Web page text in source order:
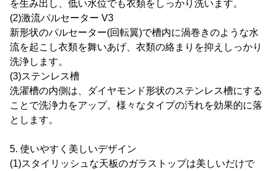
を生み出し、低い水位でも衣類をしっかり洗います。
(2)激流パルセーター V3
新形状のパルセーター(回転翼)で槽内に渦巻きのような水
流を起こし衣類を舞いあげ、衣類の絡まりを抑えしっかり
洗浄します。
(3)ステンレス槽
洗濯槽の内側は、ダイヤモンド形状のステンレス槽にする
ことで洗浄力をアップ。様々なタイプの汚れを効果的に落
とします。
5. 使いやすく美しいデザイン
(1)スタイリッシュな天板のガラストップは美しいだけで